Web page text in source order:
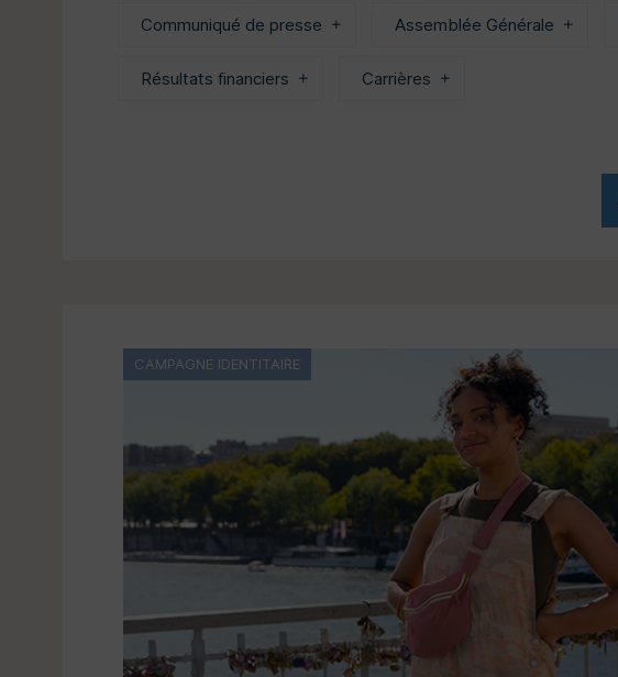
Communiqué de presse Assemblée Générale
Résultats financiers Carrières
CAMPAGNE IDENTITAIRE